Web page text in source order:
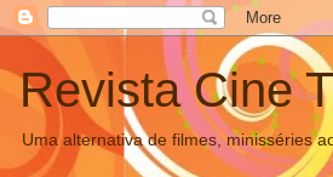
Revista Cine
Uma alternativa de filmes, minisséries